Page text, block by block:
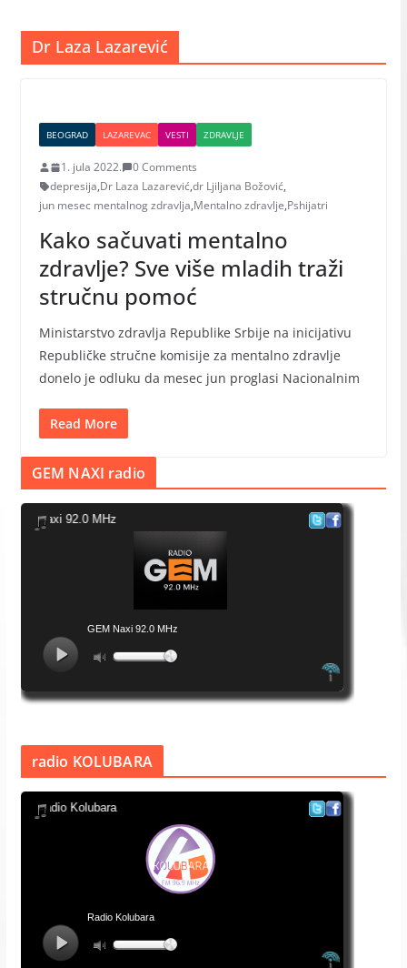
Dr Laza Lazarević
BEOGRAD LAZAREVAC VESTI ZDRAVLJE
1. jula 2022.
0 Comments
depresija,Dr Laza Lazarević,dr Ljiljana Božović,
jun mesec mentalnog zdravlja,Mentalno zdravlje,Pshijatri
Kako sačuvati mentalno
zdravlje? Sve više mladih traži
stručnu pomoć
Ministarstvo zdravlja Republike Srbije na inicijativu
Republičke stručne komisije za mentalno zdravlje
donelo je odluku da mesec jun proglasi Nacionalnim
Read More
GEM NAXI radio
radio KOLUBARA